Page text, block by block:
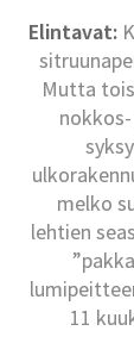
Elintavat:
Mutta
melko
lehtien
11